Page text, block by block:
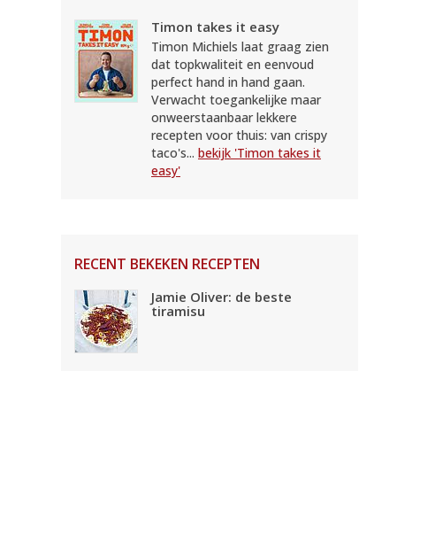
Timon takes it easy
Timon Michiels laat graag zien
dat topkwaliteit en eenvoud
perfect hand in hand gaan.
Verwacht toegankelijke maar
onweerstaanbaar lekkere
recepten voor thuis: van crispy
taco's... bekijk 'Timon takes it
easy'
RECENT BEKEKEN RECEPTEN
Jamie Oliver: de beste
tiramisu